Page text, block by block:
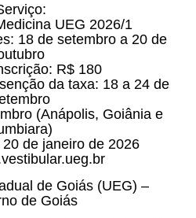
UEG 2026/1
18 de setembro a 20 de
R$ 180
da taxa: 18 a 24 de
(Anápolis, Goiânia e
de janeiro de 2026
de Goiás (UEG) –
de Goiás